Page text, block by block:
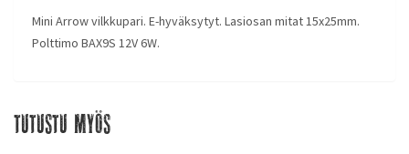
Mini Arrow vilkkupari. E-hyväksytyt. Lasiosan mitat 15x25mm.
Polttimo BAX9S 12V 6W.
Tutustu myös